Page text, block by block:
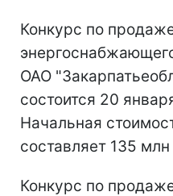
Конкурс по
ОАО
состоится 20
Начальная
составляет 135 млн
Конкурс по